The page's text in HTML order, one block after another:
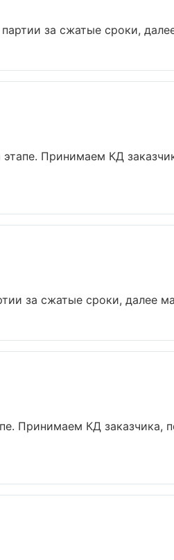
за сжатые сроки,
Принимаем КД
за сжатые сроки, далее
Принимаем КД заказчика,